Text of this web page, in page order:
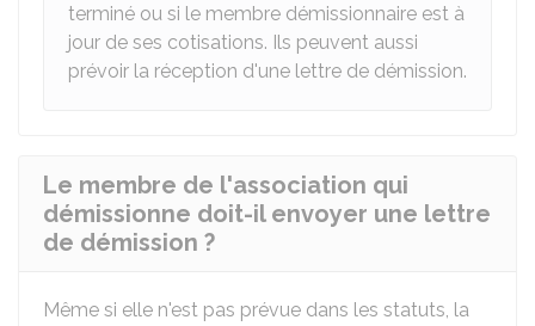
terminé ou si le membre démissionnaire est à
jour de ses cotisations. Ils peuvent aussi
prévoir la réception d'une lettre de démission.
Le membre de l'association qui
démissionne doit-il envoyer une lettre
de démission ?
Même si elle n'est pas prévue dans les statuts, la